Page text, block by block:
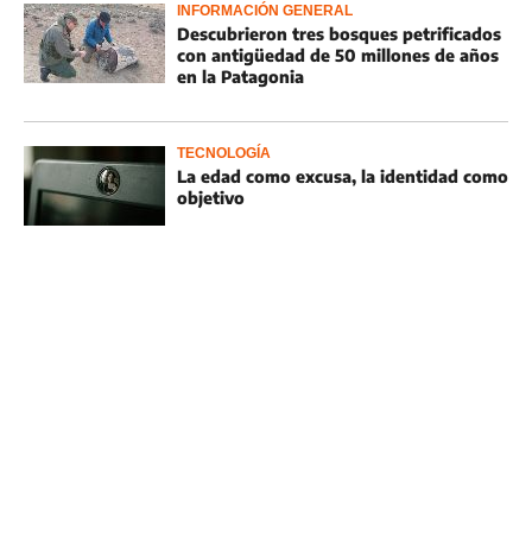
INFORMACIÓN GENERAL
Descubrieron tres bosques petrificados
con antigüedad de 50 millones de años
en la Patagonia
TECNOLOGÍA
La edad como excusa, la identidad como
objetivo